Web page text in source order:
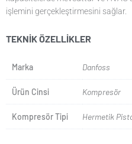
işlemini gerçekleştirmesini sağlar.
TEKNIK ÖZELLIKLER
Marka Danfoss
Ürün Cinsi Kompresör
Kompresör Tipi Hermetik